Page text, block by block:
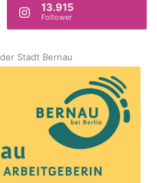
13.915
Follower
Stadt Bernau